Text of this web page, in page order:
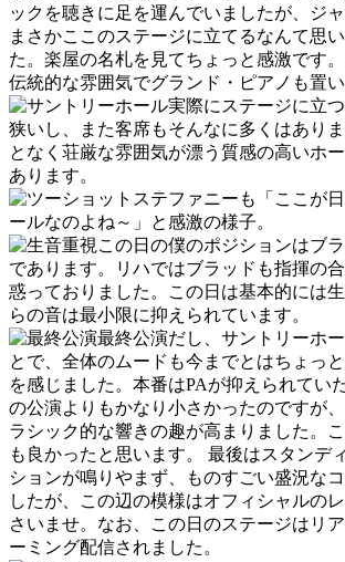
ックを聴きに足を運んでいましたが、ジ
まさかここのステージに立てるなんて思
た。楽屋の名札を見てちょっと感激です
伝統的な雰囲気でグランド・ピアノも置い
実際にステージに立
狭いし、また客席もそんなに多くはあり
となく荘厳な雰囲気が漂う質感の高いホ
あります。
ステファニーも「ここが
ールなのよね～」と感激の様子。
この日の僕のポジションはブ
であります。リハではブラッドも指揮の
惑っておりました。この日は基本的には
らの音は最小限に抑えられています。
最終公演だし、サントリーホ
とで、全体のムードも今までとはちょっ
を感じました。本番はPAが抑えられてい
の公演よりもかなり小さかったのですが
ラシック的な響きの趣が高まりました。
も良かったと思います。 最後はスタンデ
ションが鳴りやまず、ものすごい盛況な
したが、この辺の模様はオフィシャルの
さいませ。なお、この日のステージはリ
ーミング配信されました。